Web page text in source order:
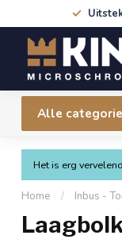
Alle
Het is erg
Home / Inbus -